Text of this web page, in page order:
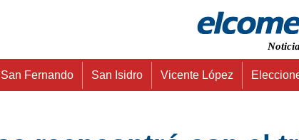
San Fernando San Isidro Vicente López